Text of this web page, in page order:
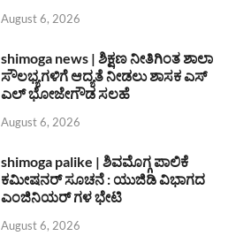
August 6, 2026
shimoga news | ಶಿಕ್ಷಣ ನೀತಿಗಿಂತ ಶಾಲಾ
ಸೌಲಭ್ಯಗಳಿಗೆ ಆದ್ಯತೆ ನೀಡಲು ಶಾಸಕ ಎಸ್
ಎಲ್ ಭೋಜೇಗೌಡ ಸಲಹೆ
August 6, 2026
shimoga palike | ಶಿವಮೊಗ್ಗ ಪಾಲಿಕೆ
ಕಮೀಷನರ್ ಸೂಚನೆ : ಯುಜಿಡಿ ವಿಭಾಗದ
ಎಂಜಿನಿಯರ್ ಗಳ ಭೇಟಿ
August 6, 2026